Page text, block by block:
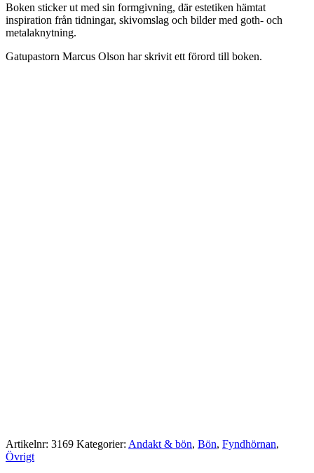
Boken sticker ut med sin formgivning, där estetiken hämtat
inspiration från tidningar, skivomslag och bilder med goth- och
metalaknytning.
Gatupastorn Marcus Olson har skrivit ett förord till boken.
Artikelnr: 3169 Kategorier: Andakt & bön, Bön, Fyndhörnan,
Övrigt